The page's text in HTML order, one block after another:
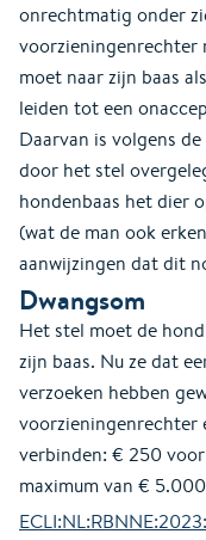
onrechtmatig onder
voorzieningenrechter
moet naar zijn baas
leiden tot een
Daarvan is volgens
door het stel
hondenbaas het dier
(wat de man ook
aanwijzingen dat dit
Dwangsom
Het stel moet de
zijn baas. Nu ze dat
verzoeken hebben
voorzieningenrechter
verbinden: € 250
maximum van €